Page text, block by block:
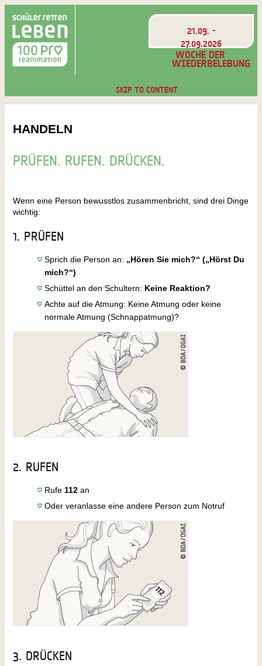
21.09. -
27.09.2026
WOCHE DER
WIEDERBELEBUNG
SKIP TO CONTENT
HANDELN
PRÜFEN. RUFEN. DRÜCKEN.
Wenn eine Person bewusstlos zusammenbricht, sind drei Dinge
wichtig:
1. PRÜFEN
Sprich die Person an: „Hören Sie mich?“ („Hörst Du
mich?“)
Schüttel an den Schultern: Keine Reaktion?
Achte auf die Atmung: Keine Atmung oder keine
normale Atmung (Schnappatmung)?
2. RUFEN
Rufe 112 an
Oder veranlasse eine andere Person zum Notruf
3. DRÜCKEN